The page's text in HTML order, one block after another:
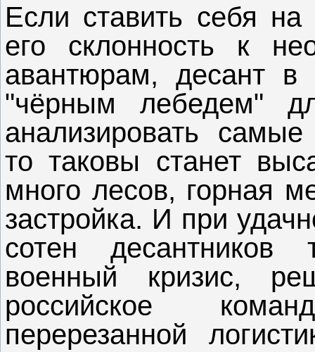
Если ставить себя на
его склонность к
авантюрам, десант
"чёрным лебедем"
анализировать
то таковы станет
много лесов, горная
застройка. И при
сотен десантников
военный кризис,
российское
перерезанной